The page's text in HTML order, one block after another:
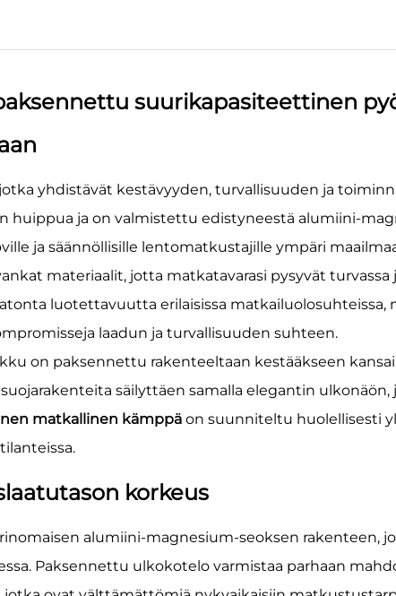
suurikapasiteettinen
yhdistävät kestävyyden, turvallisuuden ja
huippua ja on valmistettu edistyneestä alumiini-
ja säännöllisille lentomatkustajille ympäri
materiaalit, jotta matkatavarasi pysyvät turvassa
luotettavuutta erilaisissa matkailuolosuhteissa,
laadun ja turvallisuuden suhteen.
on paksennettu rakenteeltaan kestääkseen
säilyttäen samalla elegantin ulkonäön,
matkallinen kämppä on suunniteltu huolellisesti
korkeus
alumiini-magnesium-seoksen rakenteen,
Paksennettu ulkokotelo varmistaa parhaan